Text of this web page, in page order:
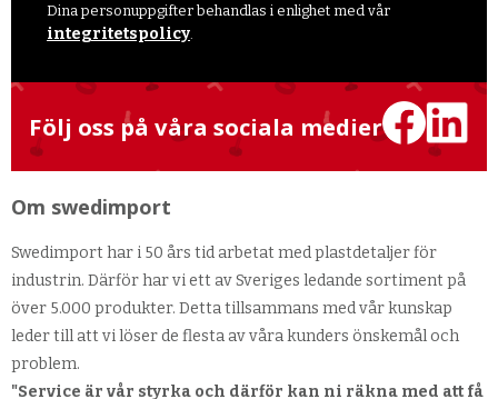
Dina personuppgifter behandlas i enlighet med vår
integritetspolicy
Följ oss på våra sociala medier
Om swedimport
Swedimport har i 50 års tid arbetat med plastdetaljer för
industrin. Därför har vi ett av Sveriges ledande sortiment på
över 5.000 produkter. Detta tillsammans med vår kunskap
leder till att vi löser de flesta av våra kunders önskemål och
problem.
"Service är vår styrka och därför kan ni räkna med att få